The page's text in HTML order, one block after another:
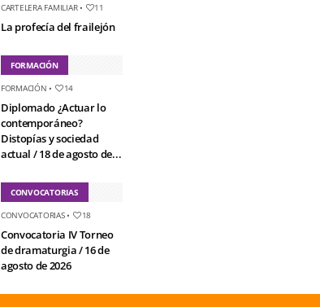
CARTELERA FAMILIAR• 11
La profecía del frailejón
FORMACIÓN
FORMACIÓN • 14
Diplomado ¿Actuar lo
contemporáneo?
Distopías y sociedad
actual / 18 de agosto de...
CONVOCATORIAS
CONVOCATORIAS• 18
Convocatoria IV Torneo
de dramaturgia / 16 de
agosto de 2026